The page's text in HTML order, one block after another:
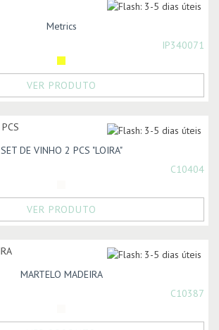
Metrics
IP340071
VER PRODUTO
SET DE VINHO 2 PCS "LOIRA"
C10404
VER PRODUTO
MARTELO MADEIRA
C10387